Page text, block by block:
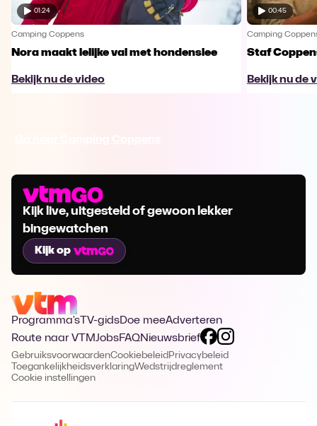
01:24
Camping Coppens
Nora maakt lelijke val met hondenslee
Bekijk nu de video
00:45
Camping
Staf
Bekijk nu de
Kijk live, uitgesteld of gewoon lekker
bingewatchen
Kijk op
Programma's TV-gidsDoe meeAdverteren
Route naar VTMJobsFAQNieuwsbrief
GebruiksvoorwaardenCookiebeleid Privacybeleid
ToegankelijkheidsverklaringWedstrijdreglement
Cookie instellingen